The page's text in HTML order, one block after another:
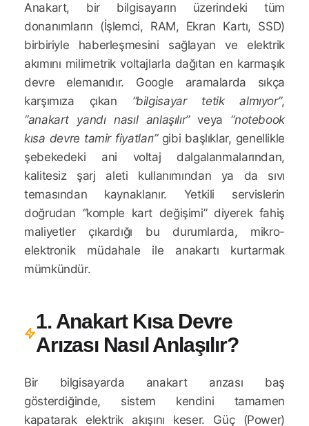
Anakart, bir bilgisayarın üzerindeki tüm
donanımların (İşlemci, RAM, Ekran Kartı, SSD)
birbiriyle haberleşmesini sağlayan ve elektrik
akımını milimetrik voltajlarla dağıtan en karmaşık
devre elemanıdır. Google aramalarda sıkça
karşımıza çıkan “bilgisayar tetik almıyor”,
“anakart yandı nasıl anlaşılır”veya “notebook
kısa devre tamir fiyatları”gibi başlıklar, genellikle
şebekedeki ani voltaj dalgalanmalarından,
kalitesiz şarj aleti kullanımından ya da sıvı
temasından kaynaklanır. Yetkili servislerin
doğrudan “komple kart değişimi” diyerek fahiş
maliyetler çıkardığı bu durumlarda, mikro-
elektronik müdahale ile anakartı kurtarmak
mümkündür.
1. Anakart Kısa Devre
Arızası Nasıl Anlaşılır?
Bir bilgisayarda anakart arızası baş
gösterdiğinde, sistem kendini tamamen
kapatarak elektrik akışını keser. Güç (Power)